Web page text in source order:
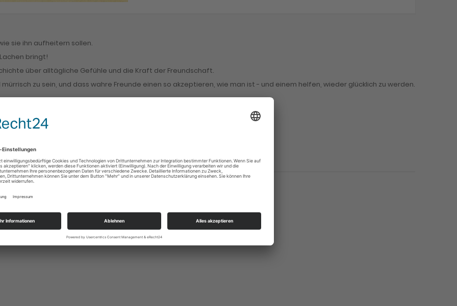
sie ihn aufheitern sollen.
bringt!
über alltägliche Gefühle und die Kraft der Freundschaft.
zu sein, und dass wahre Freunde einen so akzeptieren, wie man ist - und einem helfen, wieder glücklich zu werden.
Familie